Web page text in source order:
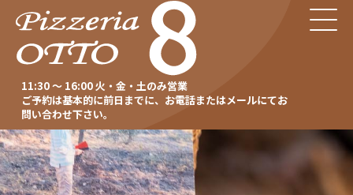
11:30 ～ 16:00 火・金・土のみ営業
ご予約は基本的に前日までに、お電話またはメールにてお
問い合わせ下さい。